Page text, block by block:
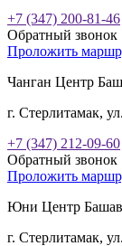
+7 (347) 200-81-46
Обратный звонок
Проложить
Чанган Центр
г. Стерлитамак,
+7 (347) 212-09-60
Обратный звонок
Проложить
Юни Центр
г. Стерлитамак,